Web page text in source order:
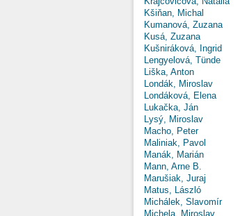
Kšiňan, Michal
Kumanová, Zuzana
Kusá, Zuzana
Kušniráková, Ingrid
Lengyelová, Tünde
Liška, Anton
Londák, Miroslav
Londáková, Elena
Lukačka, Ján
Lysý, Miroslav
Macho, Peter
Maliniak, Pavol
Manák, Marián
Mann, Arne B.
Marušiak, Juraj
Matus, László
Michálek, Slavomír
Michela, Miroslav